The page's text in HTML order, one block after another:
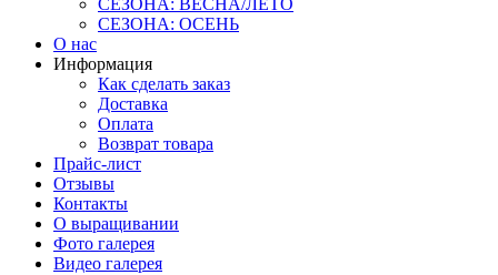
СЕЗОНА: ВЕСНА/ЛЕТО
СЕЗОНА: ОСЕНЬ
О нас
Информация
Как сделать заказ
Доставка
Оплата
Возврат товара
Прайс-лист
Отзывы
Контакты
О выращивании
Фото галерея
Видео галерея